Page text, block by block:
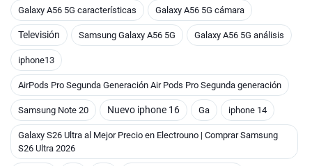
Galaxy A56 5G características Galaxy A56 5G cámara
Televisión Samsung Galaxy A56 5G Galaxy A56 5G análisis
iphone13
AirPods Pro Segunda Generación Air Pods Pro Segunda generación
Samsung Note 20 Nuevo iphone 16 Ga iphone 14
Galaxy S26 Ultra al Mejor Precio en Electrouno | Comprar Samsung
S26 Ultra 2026